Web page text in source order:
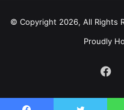
© Copyright 2026, All Rights
Proudly